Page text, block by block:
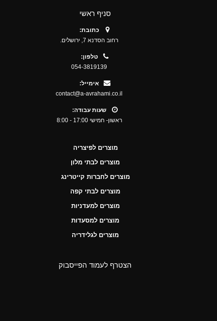
סניף ראשי
כתובת:
רחוב הסדנא 7, ירושלים.
טלפון:
054-3819139
אימייל:
contact@a-avrahami.co.il
שעות עבודה:
ראשון- חמישי 17:00 - 8:00
מוצרים לפיצריה
מוצרים לבתי מלון
מוצרים לחברות קייטרינג
מוצרים לבתי קפה
מוצרים למעדניות
מוצרים למסעדות
מוצרים לגלידריה
הצטרף לעמוד הפייסבוק